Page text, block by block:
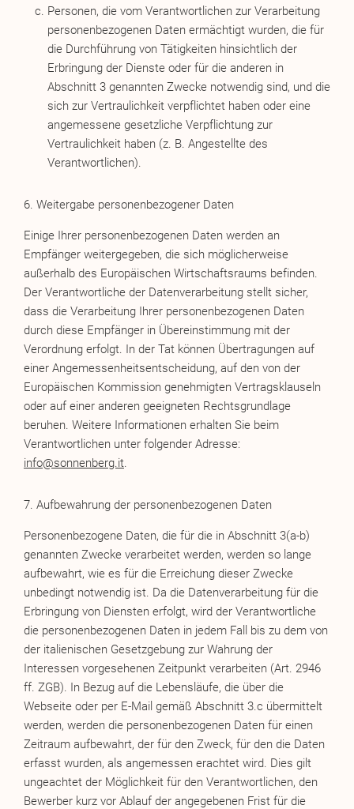
Personen, die vom Verantwortlichen zur Verarbeitung
personenbezogenen Daten ermächtigt wurden, die für
die Durchführung von Tätigkeiten hinsichtlich der
Erbringung der Dienste oder für die anderen in
Abschnitt 3 genannten Zwecke notwendig sind, und die
sich zur Vertraulichkeit verpflichtet haben oder eine
angemessene gesetzliche Verpflichtung zur
Vertraulichkeit haben (z. B. Angestellte des
Verantwortlichen).
6. Weitergabe personenbezogener Daten
Einige Ihrer personenbezogenen Daten werden an
Empfänger weitergegeben, die sich möglicherweise
außerhalb des Europäischen Wirtschaftsraums befinden.
Der Verantwortliche der Datenverarbeitung stellt sicher,
dass die Verarbeitung Ihrer personenbezogenen Daten
durch diese Empfänger in Übereinstimmung mit der
Verordnung erfolgt. In der Tat können Übertragungen auf
einer Angemessenheitsentscheidung, auf den von der
Europäischen Kommission genehmigten Vertragsklauseln
oder auf einer anderen geeigneten Rechtsgrundlage
beruhen. Weitere Informationen erhalten Sie beim
Verantwortlichen unter folgender Adresse:
info@sonnenberg.it.
7. Aufbewahrung der personenbezogenen Daten
Personenbezogene Daten, die für die in Abschnitt 3(a-b)
genannten Zwecke verarbeitet werden, werden so lange
aufbewahrt, wie es für die Erreichung dieser Zwecke
unbedingt notwendig ist. Da die Datenverarbeitung für die
Erbringung von Diensten erfolgt, wird der Verantwortliche
die personenbezogenen Daten in jedem Fall bis zu dem von
der italienischen Gesetzgebung zur Wahrung der
Interessen vorgesehenen Zeitpunkt verarbeiten (Art. 2946
ff. ZGB). In Bezug auf die Lebensläufe, die über die
Webseite oder per E-Mail gemäß Abschnitt 3.c übermittelt
werden, werden die personenbezogenen Daten für einen
Zeitraum aufbewahrt, der für den Zweck, für den die Daten
erfasst wurden, als angemessen erachtet wird. Dies gilt
ungeachtet der Möglichkeit für den Verantwortlichen, den
Bewerber kurz vor Ablauf der angegebenen Frist für die